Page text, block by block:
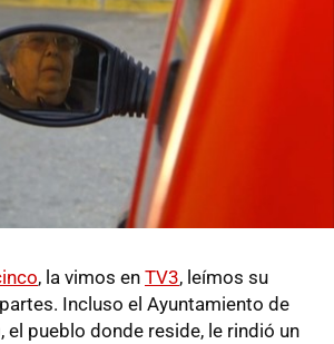
, la vimos en TV3, leímos su
Incluso el Ayuntamiento de
el pueblo donde reside, le rindió un